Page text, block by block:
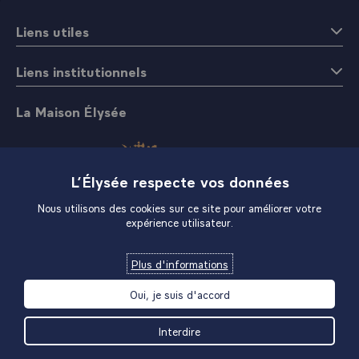
Liens utiles
Liens institutionnels
La Maison Élysée
L’Élysée respecte vos données
Nous utilisons des cookies sur ce site pour améliorer votre
expérience utilisateur.
Plus d'informations
Oui, je suis d'accord
Interdire